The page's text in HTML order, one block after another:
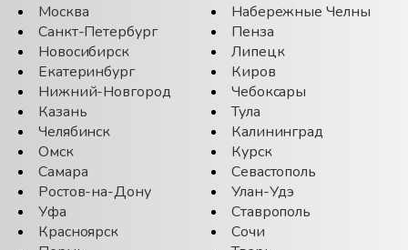
Москва
Санкт-Петербург
Новосибирск
Екатеринбург
Нижний-Новгород
Казань
Челябинск
Омск
Самара
Ростов-на-Дону
Уфа
Красноярск
Набережные Челны
Пенза
Липецк
Киров
Чебоксары
Тула
Калининград
Курск
Севастополь
Улан-Удэ
Ставрополь
Сочи